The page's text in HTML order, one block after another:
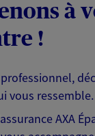
à
!
vous ressemble.
AXA